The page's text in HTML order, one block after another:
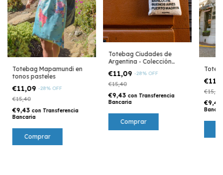
Totebag Mapamundi en
tonos pasteles
€11,09 -28% OFF
€15,40
€9,43 con Transferencia
Bancaria
Totebag Ciudades de
Argentina - Colección
€11,09 -28% OFF
€15,40
€9,43 con Transferencia
Bancaria
€15,40
€9,43